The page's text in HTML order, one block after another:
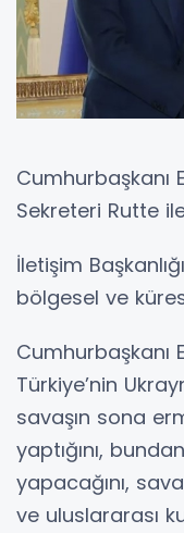
Cumhurbaşkanı
Sekreteri Rutte
İletişim
bölgesel ve
Cumhurbaşkanı
Türkiye’nin
savaşın sona
yaptığını,
yapacağını,
ve uluslararası